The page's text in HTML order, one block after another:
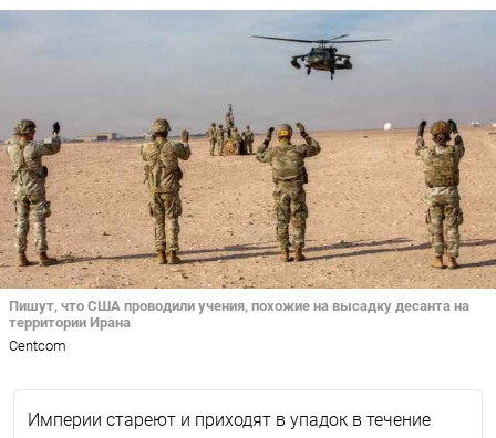
Пишут, что США проводили учения, похожие на высадку десанта на
территории Ирана
Centcom
Империи стареют и приходят в упадок в течение